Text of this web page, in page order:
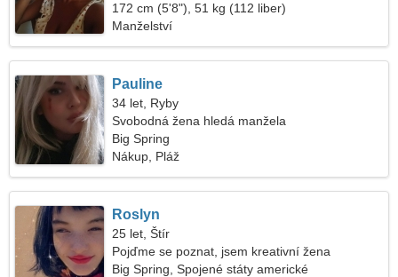
172 cm (5'8"), 51 kg (112 liber)
Manželství
Pauline
34 let, Ryby
Svobodná žena hledá manžela
Big Spring
Nákup, Pláž
Roslyn
25 let, Štír
Pojďme se poznat, jsem kreativní žena
Big Spring, Spojené státy americké